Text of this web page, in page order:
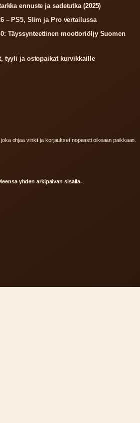
ennuste ja sadetutka (2025)
– PS5, Slim ja Pro vertailussa
Täyssynteettinen moottoriöljy Suomen
tyyli ja ostopaikat kurvikkaille
ohjaa vinkit ja korjaukset nopeasti oikeaan paikkaan.
yhden arkipaivan sisalla.